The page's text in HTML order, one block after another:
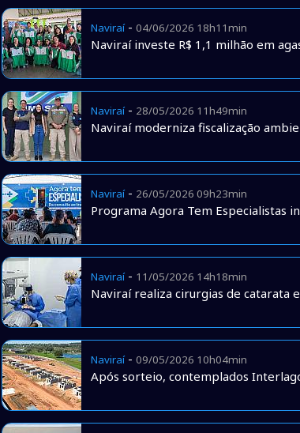
Naviraí- 04/06/2026 18h11min
Naviraí investe R$ 1,1 milhão em
Naviraí- 28/05/2026 11h49min
Naviraí moderniza fiscalização
Naviraí- 26/05/2026 09h23min
Programa Agora Tem Especialistas
Naviraí- 11/05/2026 14h18min
Naviraí realiza cirurgias de catarata
Naviraí- 09/05/2026 10h04min
Após sorteio, contemplados